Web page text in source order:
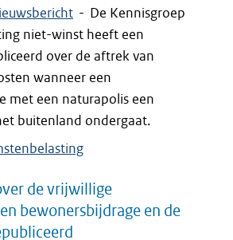
- De Kennisgroep
niet-winst heeft een
over de aftrek van
wanneer een
met een naturapolis een
buitenland ondergaat.
de vrijwillige
bewonersbijdrage en de